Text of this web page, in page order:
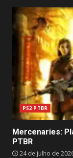
PS2 PTBR
Mercenaries:
PTBR
24 de julho de